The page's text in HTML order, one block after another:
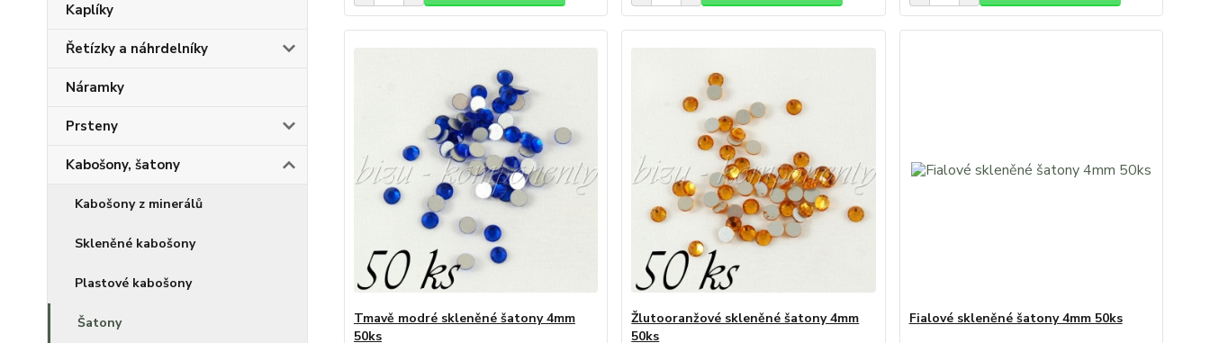
Kaplíky
Řetízky a náhrdelníky
Náramky
Prsteny
Kabošony, šatony
Kabošony z minerálů
Skleněné kabošony
Plastové kabošony
Šatony
Tmavě modré skleněné šatony 4mm
50ks
Žlutooranžové skleněné šatony 4mm
50ks
Fialové skleněné šatony 4mm 50ks